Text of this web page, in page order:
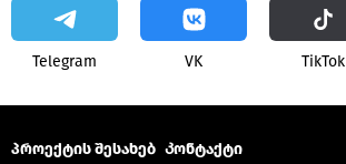
Telegram VK ТikТоk
პროექტის შესახებ Კონტაქტი